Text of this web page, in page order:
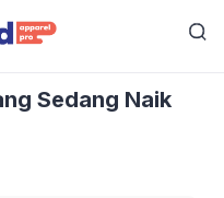
Kain Cotton Yang
Sedang Naik